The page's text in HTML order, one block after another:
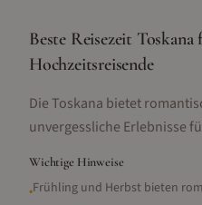
Beste Reisezeit Toskana
Hochzeitsreisende
Die Toskana bietet
unvergessliche Erlebnisse
Wichtige Hinweise
•Frühling und Herbst bieten